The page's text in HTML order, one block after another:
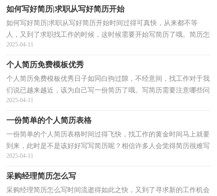
如何写好简历|求职从写好简历开始
如何写好简历|求职从写好简历开始时间过得可真快，从来都不等
人，又到了求职找工作的时候，这时候需要开始写简历了哦。简历怎
么写才不会千篇一律呢？以下是小编帮大家整理的如何写...
2025-04-11
个人简历免费模板优秀
个人简历免费模板优秀日子如同白驹过隙，不经意间，找工作对于我
们说已越来越近，该为自己写一份简历了哦。写简历需要注意哪些问
题呢？以下是小编整理的个人简历免费模板优秀，希望能...
2025-04-11
一份简单的个人简历表格
一份简单的个人简历表格时间过得飞快，找工作的黄金时间马上就要
到来，此时是不是该好好写写简历呢？相信许多人会觉得简历很难写
吧，下面是小编精心整理的一份简单的个人简历表格，仅...
2025-04-11
采购经理简历怎么写
采购经理简历怎么写时间流逝得如此之快，又到了寻求新的工作机会